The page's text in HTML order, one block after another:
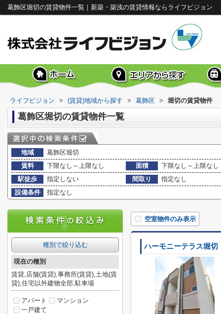
葛飾区堀切の賃貸物件一覧｜新築・築浅の賃貸情報ならライフビジョン
ライフビジョン > (賃貸)地域から探す > 葛飾区 > 堀切の賃貸物件
葛飾区堀切の賃貸物件一覧
地域
葛飾区堀切
賃料
下限なし～上限なし 面積
下限なし～上限なし
駅徒歩
指定しない 間取り
指定なし
設備条件
指定なし
空室物件のみ表示
ハーモニーテラス堀切
種別で絞り込む
現在の種別
賃貸,店舗(賃貸),事務所(賃貸),土地(賃
貸),住宅以外建物全部,駐車場
アパート
マンション
一戸建て